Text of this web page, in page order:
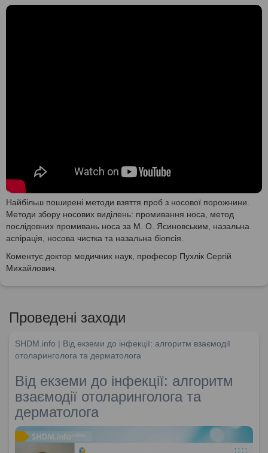
Найбільш поширені методи взяття проб з носової порожнини.
Методи збору носових виділень: промивання носа, метод
послідовних промивань носа за М. О. Ясиновським, назальна
аспірація, носова чистка та назальна біопсія.
Коментує доктор медичних наук, професор Пухлік Сергій
Михайлович.
Проведені заходи
SHDM.info | Від екземи до інфекції: алгоритм взаємодії
отоларинголога та дерматолога
Від екземи до інфекції: алгоритм
взаємодії отоларинголога та
дерматолога